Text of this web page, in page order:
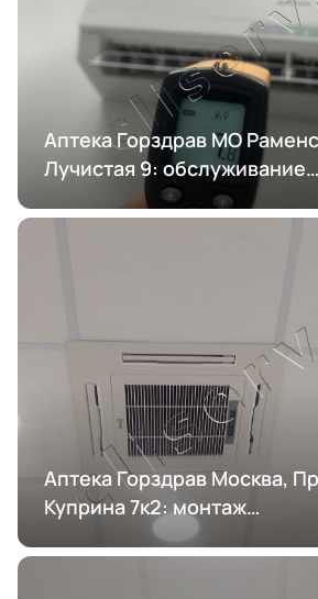
Аптека Горздрав МО
Лучистая 9: обслуживание
кондиционирования
Аптека Горздрав Москва,
Куприна 7к2: монтаж
кондиционирования